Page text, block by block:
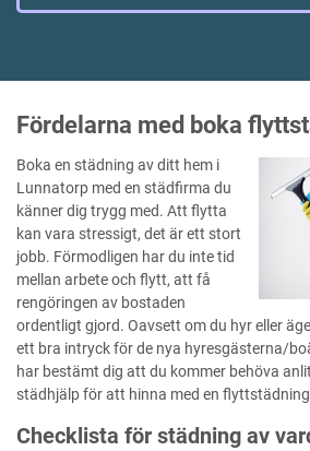
Fördelarna med boka
Boka en städning av ditt hem i
Lunnatorp med en städfirma du
känner dig trygg med. Att flytta
kan vara stressigt, det är ett stort
jobb. Förmodligen har du inte tid
mellan arbete och flytt, att få
rengöringen av bostaden
ordentligt gjord. Oavsett om du hyr eller
ett bra intryck för de nya hyresgästerna/
har bestämt dig att du kommer behöva
städhjälp för att hinna med en
Checklista för städning av